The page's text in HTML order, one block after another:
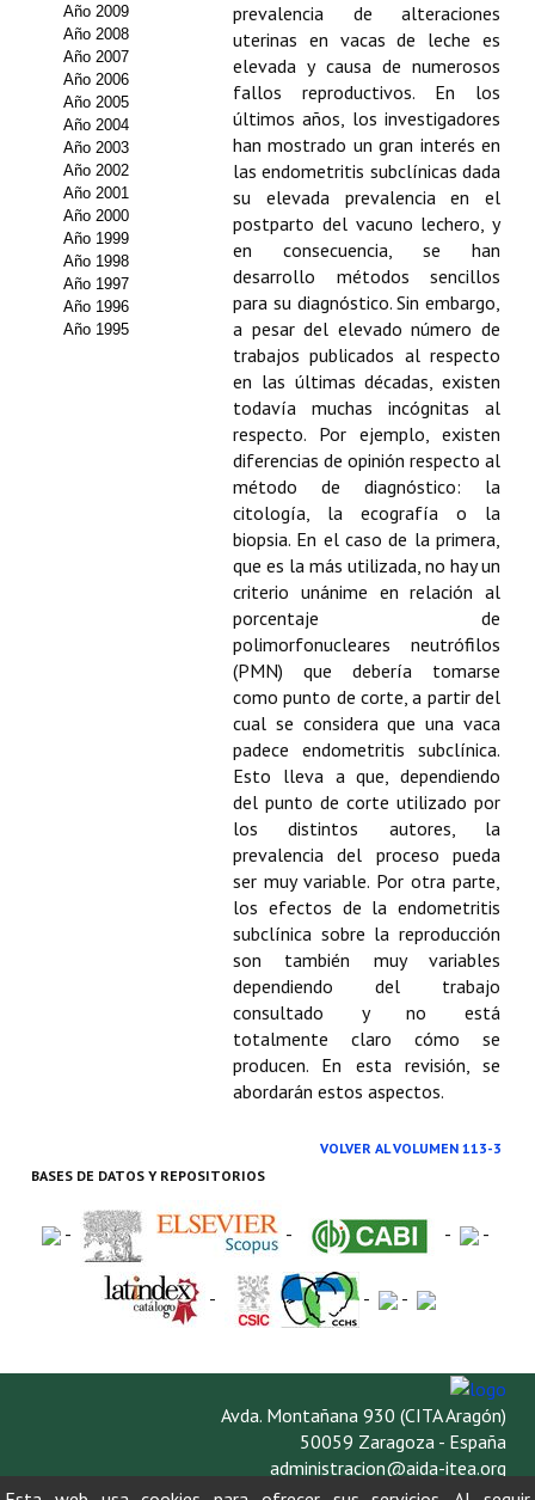
Premio Prensa Agraria
Buscador de Artículos
JORNADAS AIDA
Presentación Jornadas
Comunicaciones
Jornadas PAM 2026
Premio Jóvenes Investigadores
Buscador de Comunicaciones
Buscador de Comunicaciones
Año 2009
Año 2008
Año 2007
Año 2006
Año 2005
Año 2004
Año 2003
Año 2002
Año 2001
Año 2000
Año 1999
Año 1998
Año 1997
Año 1996
Año 1995
prevalencia de alteraciones
uterinas en vacas de leche es
elevada y causa de numerosos
fallos reproductivos. En los
últimos años, los investigadores
han mostrado un gran interés en
las endometritis subclínicas dada
su elevada prevalencia en el
postparto del vacuno lechero, y
en consecuencia, se han
desarrollo métodos sencillos
para su diagnóstico. Sin embargo,
a pesar del elevado número de
trabajos publicados al respecto
en las últimas décadas, existen
todavía muchas incógnitas al
respecto. Por ejemplo, existen
diferencias de opinión respecto al
método de diagnóstico: la
citología, la ecografía o la
biopsia. En el caso de la primera,
que es la más utilizada, no hay un
criterio unánime en relación al
porcentaje de
polimorfonucleares neutrófilos
(PMN) que debería tomarse
como punto de corte, a partir del
cual se considera que una vaca
padece endometritis subclínica.
Esto lleva a que, dependiendo
del punto de corte utilizado por
los distintos autores, la
prevalencia del proceso pueda
ser muy variable. Por otra parte,
los efectos de la endometritis
subclínica sobre la reproducción
son también muy variables
dependiendo del trabajo
consultado y no está
totalmente claro cómo se
producen. En esta revisión, se
abordarán estos aspectos.
VOLVER AL VOLUMEN 113-3
BASES DE DATOS Y REPOSITORIOS
- - - -
- - -
Avda. Montañana 930 (CITA Aragón)
50059 Zaragoza - España
administracion@aida-itea.org
976 716 305